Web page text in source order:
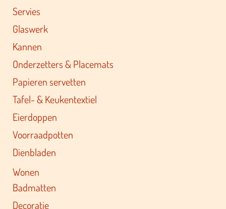
Servies
Glaswerk
Kannen
Onderzetters & Placemats
Papieren servetten
Tafel- & Keukentextiel
Eierdoppen
Voorraadpotten
Dienbladen
Wonen
Badmatten
Decoratie